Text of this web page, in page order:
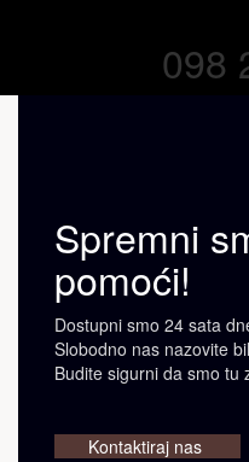
098
Spremni
pomoći!
Dostupni smo 24 sata
Slobodno nas nazovite
Budite sigurni da smo tu
Kontaktiraj nas